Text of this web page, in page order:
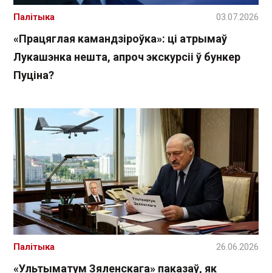
«Працяглая камандзіроўка»: ці атрымаў
Лукашэнка нешта, апроч экскурсіі ў бункер
Пуціна?
Палітыка 03.07.2026
«Ультыматум Зяленскага» паказаў, як
Палітыка 26.06.2026